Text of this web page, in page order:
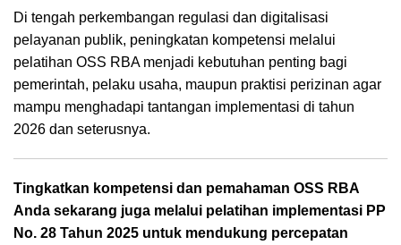
Di tengah perkembangan regulasi dan digitalisasi
pelayanan publik, peningkatan kompetensi melalui
pelatihan OSS RBA menjadi kebutuhan penting bagi
pemerintah, pelaku usaha, maupun praktisi perizinan agar
mampu menghadapi tantangan implementasi di tahun
2026 dan seterusnya.
Tingkatkan kompetensi dan pemahaman OSS RBA
Anda sekarang juga melalui pelatihan implementasi PP
No. 28 Tahun 2025 untuk mendukung percepatan